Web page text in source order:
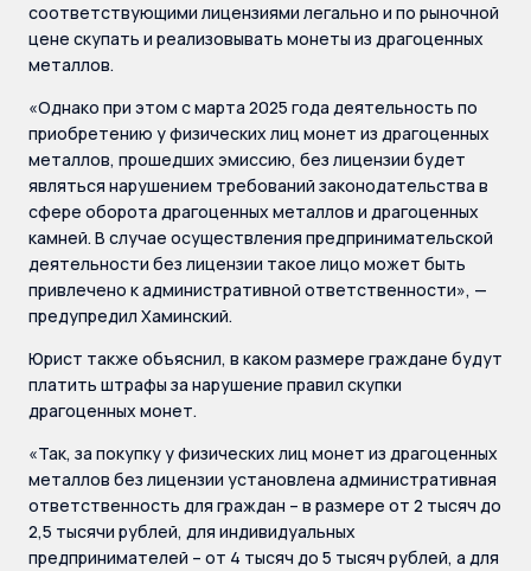
соответствующими лицензиями легально и по рыночной
цене скупать и реализовывать монеты из драгоценных
металлов.
«Однако при этом с марта 2025 года деятельность по
приобретению у физических лиц монет из драгоценных
металлов, прошедших эмиссию, без лицензии будет
являться нарушением требований законодательства в
сфере оборота драгоценных металлов и драгоценных
камней. В случае осуществления предпринимательской
деятельности без лицензии такое лицо может быть
привлечено к административной ответственности», —
предупредил Хаминский.
Юрист также объяснил, в каком размере граждане будут
платить штрафы за нарушение правил скупки
драгоценных монет.
«Так, за покупку у физических лиц монет из драгоценных
металлов без лицензии установлена административная
ответственность для граждан – в размере от 2 тысяч до
2,5 тысячи рублей, для индивидуальных
предпринимателей – от 4 тысяч до 5 тысяч рублей, а для